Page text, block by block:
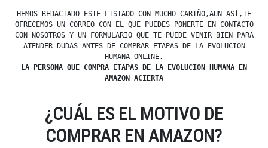
HEMOS REDACTADO ESTE LISTADO CON MUCHO CARIÑO,AUN ASÍ,TE
OFRECEMOS UN CORREO CON EL QUE PUEDES PONERTE EN CONTACTO
CON NOSOTROS Y UN FORMULARIO QUE TE PUEDE VENIR BIEN PARA
ATENDER DUDAS ANTES DE COMPRAR ETAPAS DE LA EVOLUCION
HUMANA ONLINE.
LA PERSONA QUE COMPRA ETAPAS DE LA EVOLUCION HUMANA EN
AMAZON ACIERTA
¿CUÁL ES EL MOTIVO DE
COMPRAR EN AMAZON?